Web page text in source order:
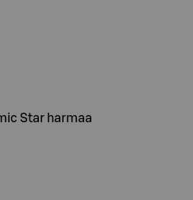
Star harmaa